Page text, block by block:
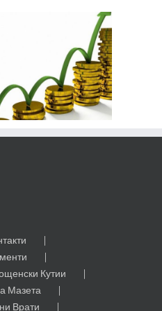
Кутии
Мазета
Врати